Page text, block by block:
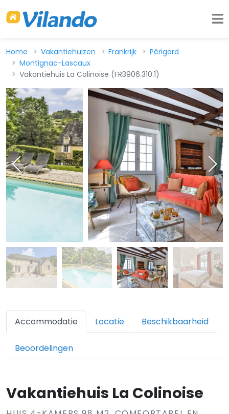
Home Vakantiehuizen Frankrijk
Périgord
Montignac-Lascaux
Vakantiehuis La Colinoise (FR3906.310.1)
Accommodatie Locatie Beschikbaarheid
Beoordelingen
Vakantiehuis La Colinoise